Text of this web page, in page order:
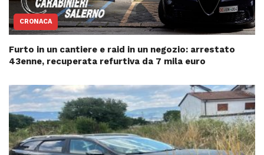
CRONACA
Furto in un cantiere e raid in un negozio: arrestato
43enne, recuperata refurtiva da 7 mila euro